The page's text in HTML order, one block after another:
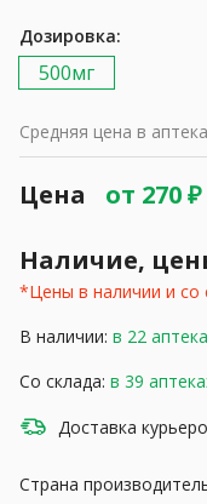
Дозировка:
500мг
Средняя цена в
Цена от 270₽
Наличие,
*Цены в наличии и со
В наличии: в 22
Со склада: в 39
Доставка
Страна